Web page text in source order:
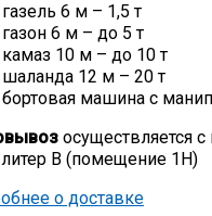
газель 6 м – 1,5 т
газон 6 м – до 5 т
камаз 10 м – до 10 т
шаланда 12 м – 20 т
бортовая машина с
осуществляется
В (помещение 1Н)
о доставке